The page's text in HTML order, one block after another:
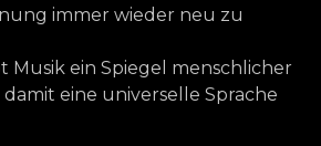
immer wieder neu zu
Musik ein Spiegel menschlicher
eine universelle Sprache